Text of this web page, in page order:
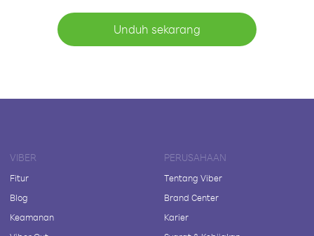
Unduh sekarang
VIBER
Fitur
Blog
Keamanan
PERUSAHAAN
Tentang Viber
Brand Center
Karier